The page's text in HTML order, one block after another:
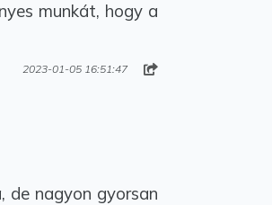
munkát, hogy a
2023-01-05 16:51:47
de nagyon gyorsan